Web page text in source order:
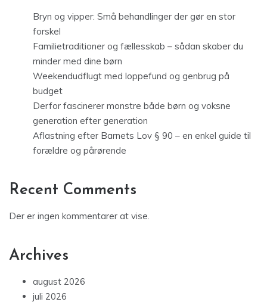
Bryn og vipper: Små behandlinger der gør en stor
forskel
Familietraditioner og fællesskab – sådan skaber du
minder med dine børn
Weekendudflugt med loppefund og genbrug på
budget
Derfor fascinerer monstre både børn og voksne
generation efter generation
Aflastning efter Barnets Lov § 90 – en enkel guide til
forældre og pårørende
Recent Comments
Der er ingen kommentarer at vise.
Archives
august 2026
juli 2026